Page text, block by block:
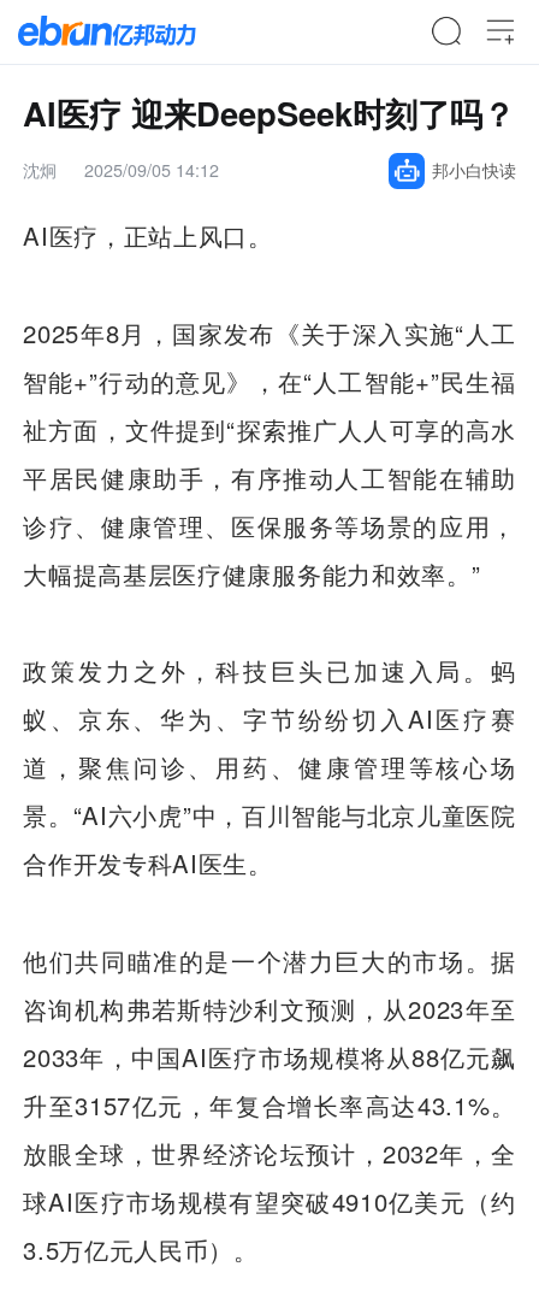
AI医疗 迎来DeepSeek时刻了吗？
沈炯 2025/09/05 14:12 邦小白快读
AI医疗，正站上风口。
2025年8月，国家发布《关于深入实施“人工
智能+”行动的意见》，在“人工智能+”民生福
祉方面，文件提到“探索推广人人可享的高水
平居民健康助手，有序推动人工智能在辅助
诊疗、健康管理、医保服务等场景的应用，
大幅提高基层医疗健康服务能力和效率。”
政策发力之外，科技巨头已加速入局。蚂
蚁、京东、华为、字节纷纷切入AI医疗赛
道，聚焦问诊、用药、健康管理等核心场
景。“AI六小虎”中，百川智能与北京儿童医院
合作开发专科AI医生。
他们共同瞄准的是一个潜力巨大的市场。据
咨询机构弗若斯特沙利文预测，从2023年至
2033年，中国AI医疗市场规模将从88亿元飙
升至3157亿元，年复合增长率高达43.1%。
放眼全球，世界经济论坛预计，2032年，全
球AI医疗市场规模有望突破4910亿美元（约
3.5万亿元人民币）。